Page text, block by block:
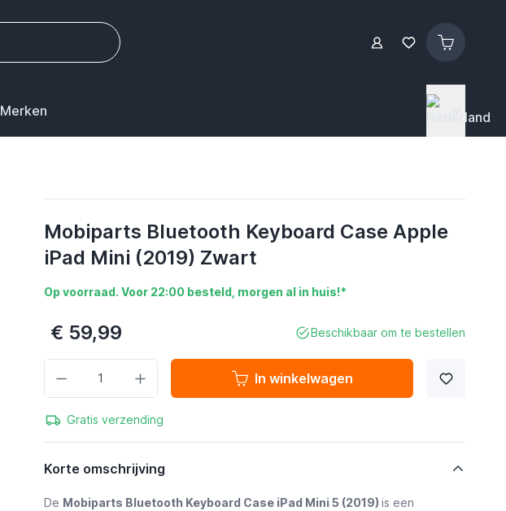
Merken
Mobiparts Bluetooth Keyboard Case Apple
iPad Mini (2019) Zwart
Op voorraad. Voor 22:00 besteld, morgen al in huis!*
€ 59,99 Beschikbaar om te bestellen
In winkelwagen
Gratis verzending
Korte omschrijving
De Mobiparts Bluetooth Keyboard Case iPad Mini 5 (2019) is een